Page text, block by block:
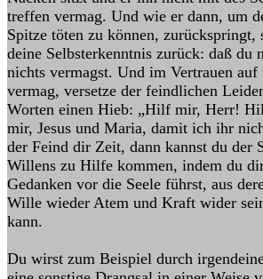
treffen vermag. Und wie er dann, um
Spitze töten zu können, zurückspringt,
deine Selbsterkenntnis zurück: daß du
nichts vermagst. Und im Vertrauen
vermag, versetze der feindlichen
Worten einen Hieb: „Hilf mir, Herr!
mir, Jesus und Maria, damit ich ihr
der Feind dir Zeit, dann kannst du der
Willens zu Hilfe kommen, indem du
Gedanken vor die Seele führst, aus
Wille wieder Atem und Kraft wider
kann.
Du wirst zum Beispiel durch